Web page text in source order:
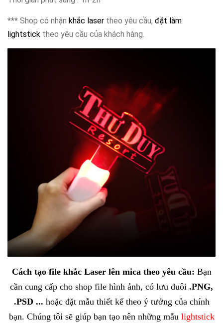
*** Shop có nhận khắc laser theo yêu cầu, đặt làm
lightstick theo yêu cầu của khách hàng.
Cách tạo filekhắc Laser lên mica theo yêu cầu: Bạn
cần cung cấp cho shop file hình ảnh, có lưu đuôi .PNG,
.PSD ... hoặc đặt mẫu thiết kế theo ý tưởng của chính
bạn. Chúng tôi sẽ giúp bạn tạo nên những mẫu lightstick